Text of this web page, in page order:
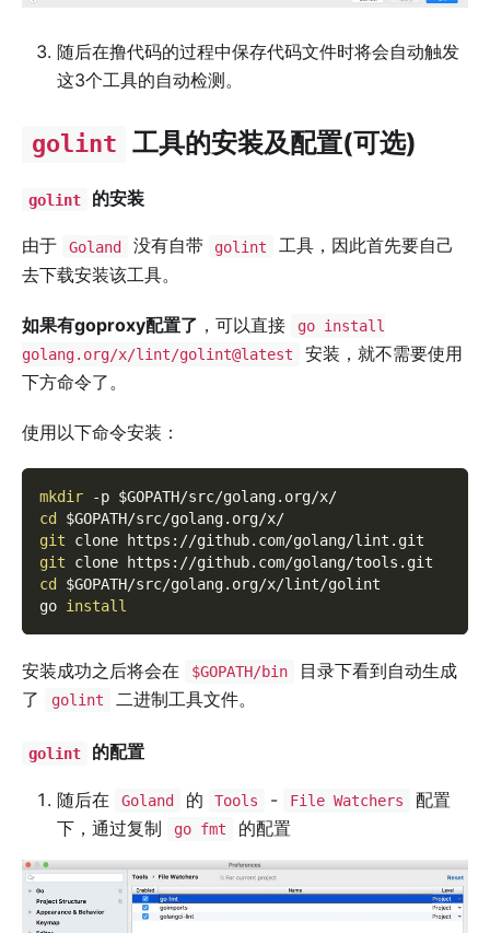
随后在撸代码的过程中保存代码文件时将会自动触发
这3个工具的自动检测。
golint 工具的安装及配置(可选)
golint 的安装
由于 Goland 没有自带 golint
工具，因此首先要自己
去下载安装该工具。
如果有goproxy配置了 ，可以直接
go install
golang.org/x/lint/golint@latest
安装，就不需要使用
下方命令了。
使用以下命令安装：
mkdir -p $GOPATH/src/golang.org/x/
cd
$GOPATH/src/golang.org/x/
git clone https://github.com/golang/lint.git
git clone https://github.com/golang/tools.git
cd
$GOPATH/src/golang.org/x/lint/golint
go install
安装成功之后将会在 $GOPATH/bin
目录下看到自动生成
了
golint 二进制工具文件。
golint 的配置
随后在 Goland 的 Tools - File Watchers
配置
下，通过复制
go fmt 的配置